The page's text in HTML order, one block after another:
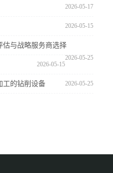
2026-05-17
2026-05-15
估与战略服务商选择
2026-05-25
2026-05-15
工的钻削设备 2026-05-25